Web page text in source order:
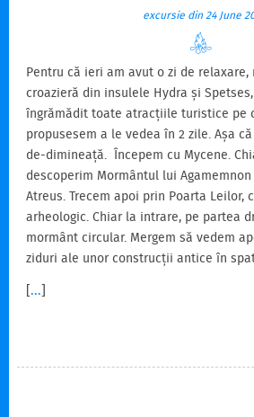
excursie din 24 June
Pentru că ieri am avut o zi de relaxare,
croazieră din insulele Hydra și
îngrămădit toate atracțiile turistice pe
propusesem a le vedea în 2 zile. Așa
de-dimineață. Începem cu Mycene.
descoperim Mormântul lui
Atreus. Trecem apoi prin Poarta
arheologic. Chiar la intrare, pe partea
mormânt circular. Mergem să vedem
ziduri ale unor construcții antice în
[...]